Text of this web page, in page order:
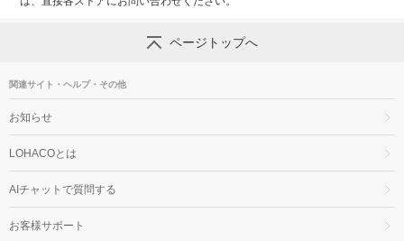
ページトップへ
関連サイト・ヘルプ・その他
お知らせ
LOHACOとは
AIチャットで質問する
お客様サポート